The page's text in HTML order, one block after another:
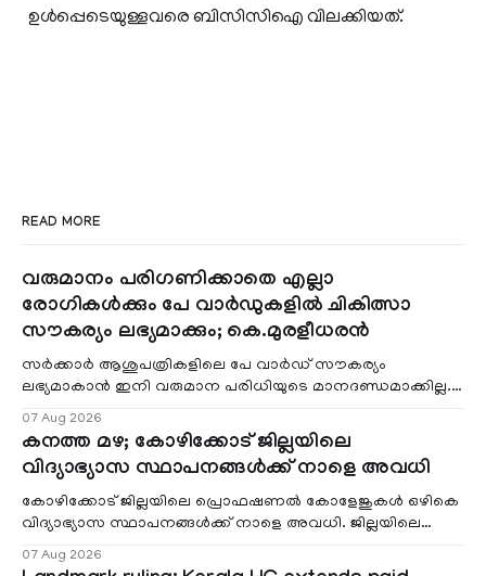
ഉൾപ്പെടെയുള്ളവരെ ബിസിസിഐ വിലക്കിയത്.
READ MORE
വരുമാനം പരിഗണിക്കാതെ എല്ലാ
രോഗികൾക്കും പേ വാർഡുകളിൽ ചികിത്സാ
സൗകര്യം ലഭ്യമാക്കും; കെ.മുരളീധരൻ
സർക്കാർ ആശുപത്രികളിലെ പേ വാർഡ് സൗകര്യം
ലഭ്യമാകാൻ ഇനി വരുമാന പരിധിയുടെ മാനദണ്ഡമാക്കില്ല.
07 Aug 2026
കനത്ത മഴ; കോഴിക്കോട് ജില്ലയിലെ
വിദ്യാഭ്യാസ സ്ഥാപനങ്ങൾക്ക് നാളെ അവധി
കോഴിക്കോട് ജില്ലയിലെ പ്രൊഫഷണൽ കോളേജുകൾ ഒഴികെ
വിദ്യാഭ്യാസ സ്ഥാപനങ്ങൾക്ക് നാളെ അവധി. ജില്ലയിലെ
07 Aug 2026